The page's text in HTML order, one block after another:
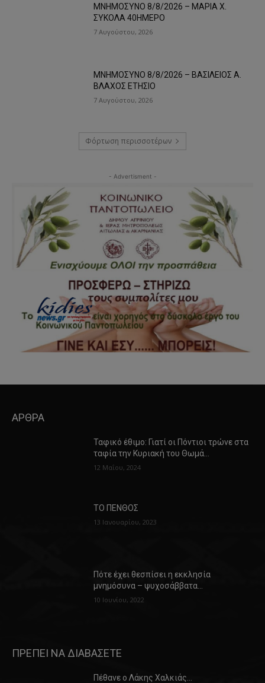
ΜΝΗΜΟΣΥΝΟ 8/8/2026 – ΜΑΡΙΑ Χ.
ΣΥΚΟΛΑ 40ΗΜΕΡΟ
7 Αυγούστου, 2026
ΜΝΗΜΟΣΥΝΟ 8/8/2026 – ΒΑΣΙΛΕΙΟΣ Α.
ΒΛΑΧΟΣ ΕΤΗΣΙΟ
7 Αυγούστου, 2026
Φόρτωση περισσοτέρων
- Advertisment -
ΑΡΘΡΑ
Ταφικό έθιμο: Γιατί οι Πόντιοι τρώνε στα
ταφία την Κυριακή του Θωμά…
12 Μαΐου, 2024
ΤΟ ΠΕΝΘΟΣ
13 Ιανουαρίου, 2023
Πότε έχει θεσπίσει η εκκλησία
μνημόσυνα – ψυχοσάββατα…
10 Ιουνίου, 2022
ΠΡΕΠΕΙ ΝΑ ΔΙΑΒΑΣΕΤΕ
Πέθανε ο Λάκης Χαλκιάς…